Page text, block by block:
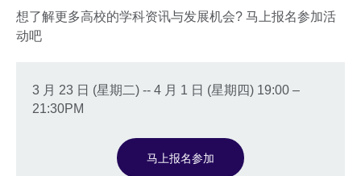
More
information
想了解更多高校的学科资讯与发展机会? 马上报名参加活
动吧
3 月 23 日 (星期二) -- 4 月 1 日 (星期四) 19:00 –
21:30PM
马上报名参加